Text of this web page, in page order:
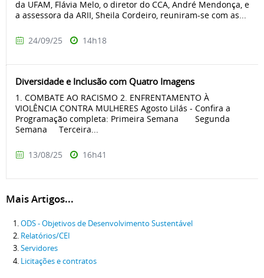
da UFAM, Flávia Melo, o diretor do CCA, André Mendonça, e
a assessora da ARII, Sheila Cordeiro, reuniram-se com as...
24/09/25 14h18
Diversidade e Inclusão com Quatro Imagens
1. COMBATE AO RACISMO 2. ENFRENTAMENTO À
VIOLÊNCIA CONTRA MULHERES Agosto Lilás - Confira a
Programação completa: Primeira Semana Segunda
Semana Terceira...
13/08/25 16h41
Mais Artigos...
ODS - Objetivos de Desenvolvimento Sustentável
Relatórios/CEI
Servidores
Licitações e contratos